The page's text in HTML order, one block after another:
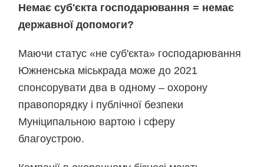
Немає суб'єкта господарювання = немає
державної допомоги?
Маючи статус «не суб'єкта» господарювання
Южненська міськрада може до 2021
спонсорувати два в одному – охорону
правопорядку і публічної безпеки
Муніципальною вартою і сферу
благоустрою.